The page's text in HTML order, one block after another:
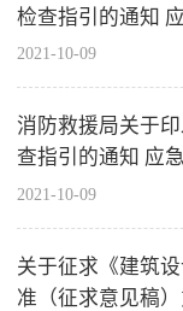
检查指引的通知
2021-10-09
消防救援局关于
查指引的通知 应
2021-10-09
关于征求《建筑
准（征求意见稿